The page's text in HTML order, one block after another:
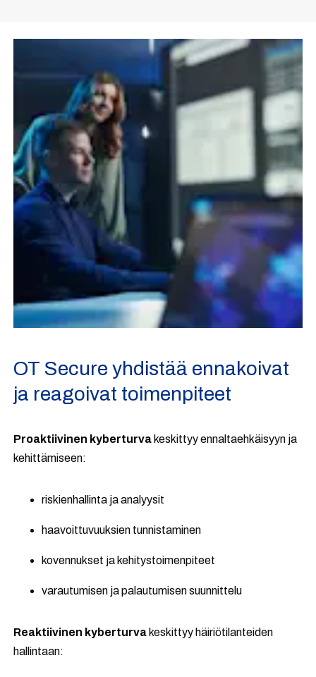
OT Secure yhdistää ennakoivat
ja reagoivat toimenpiteet
Proaktiivinen kyberturva keskittyy ennaltaehkäisyyn ja
kehittämiseen:
riskienhallinta ja analyysit
haavoittuvuuksien tunnistaminen
kovennukset ja kehitystoimenpiteet
varautumisen ja palautumisen suunnittelu
Reaktiivinen kyberturva keskittyy häiriötilanteiden
hallintaan: